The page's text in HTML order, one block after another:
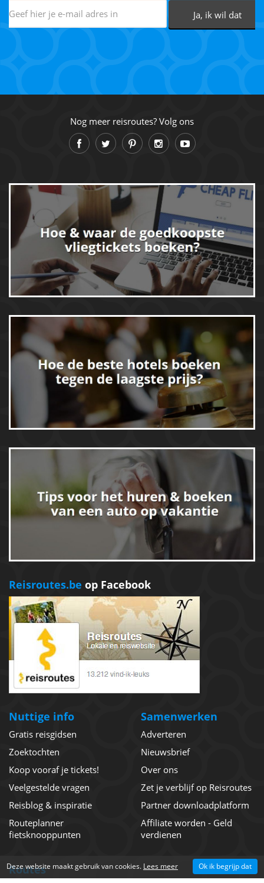
Nog meer reisroutes? Volg ons
Reisroutes.be op Facebook
Nuttige info
Gratis reisgidsen
Zoektochten
Koop vooraf je tickets!
Veelgestelde vragen
Reisblog & inspiratie
Routeplanner
fietsknooppunten
Samenwerken
Adverteren
Nieuwsbrief
Over ons
Zet je verblijf op Reisroutes
Partner downloadplatform
Affiliate worden - Geld
verdienen
Routes
Deze website maakt gebruik van cookies. Lees meer Ok ik begrijp dat